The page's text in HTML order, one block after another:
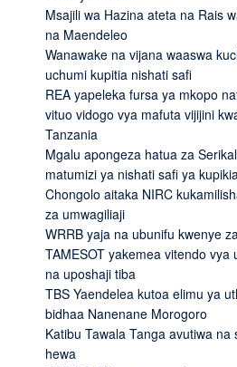
Msajili wa Hazina ateta na Rais
na Maendeleo
Wanawake na vijana waaswa
uchumi kupitia nishati safi
REA yapeleka fursa ya mkopo
vituo vidogo vya mafuta vijijini
Tanzania
Mgalu apongeza hatua za
matumizi ya nishati safi ya kupikia
Chongolo aitaka NIRC
za umwagiliaji
WRRB yaja na ubunifu kwenye
TAMESOT yakemea vitendo vya
na uposhaji tiba
TBS Yaendelea kutoa elimu ya
bidhaa Nanenane Morogoro
Katibu Tawala Tanga avutiwa na
hewa